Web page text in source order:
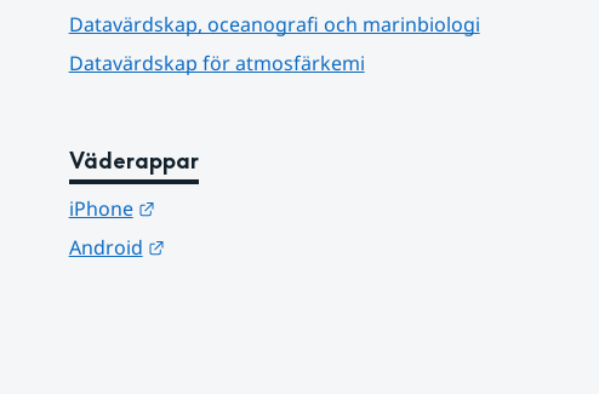
Datavärdskap, oceanografi och marinbiologi
Datavärdskap för atmosfärkemi
Väderappar
iPhone
Länk till annan webbplats.
Android
Länk till annan webbplats.